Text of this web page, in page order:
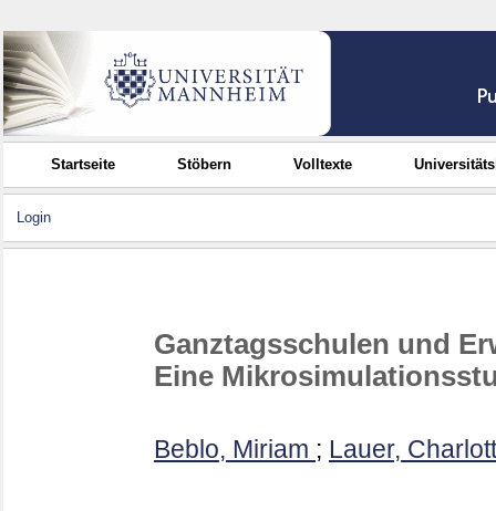
Startseite Stöbern Volltexte
Login
Ganztagsschulen und
Eine
Beblo, Miriam ; Lauer,